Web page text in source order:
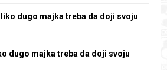
dugo majka treba da doji svoju
dugo majka treba da doji svoju